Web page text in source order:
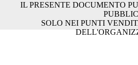
IL PRESENTE DOCUMENTO
SOLO NEI PUNTI